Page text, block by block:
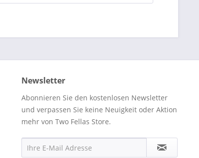
Newsletter
Abonnieren Sie den kostenlosen Newsletter
und verpassen Sie keine Neuigkeit oder Aktion
mehr von Two Fellas Store.